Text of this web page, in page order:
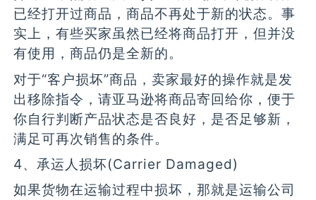
已经打开过商品，商品不再处于新的状态。事
实上，有些买家虽然已经将商品打开，但并没
有使用，商品仍是全新的。
对于“客户损坏”商品，卖家最好的操作就是发
出移除指令，请亚马逊将商品寄回给你，便于
你自行判断产品状态是否良好，是否足够新，
满足可再次销售的条件。
4、承运人损坏(Carrier Damaged)
如果货物在运输过程中损坏，那就是运输公司